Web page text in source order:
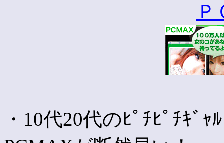
・10代20代のﾋﾟﾁﾋﾟﾁｷﾞ